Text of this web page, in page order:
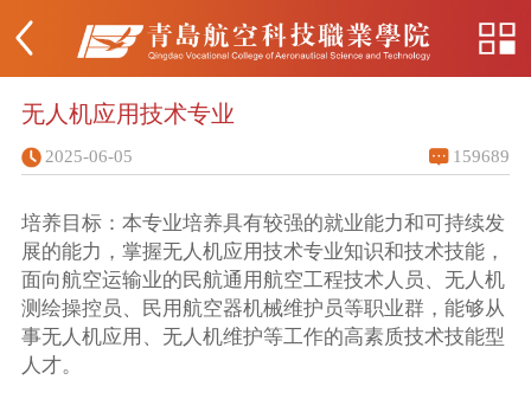
无人机应用技术专业
2025-06-05 159689
培养目标：本专业培养具有较强的就业能力和可持续发
展的能力，掌握无人机应用技术专业知识和技术技能，
面向航空运输业的民航通用航空工程技术人员、无人机
测绘操控员、民用航空器机械维护员等职业群，能够从
事无人机应用、无人机维护等工作的高素质技术技能型
人才。